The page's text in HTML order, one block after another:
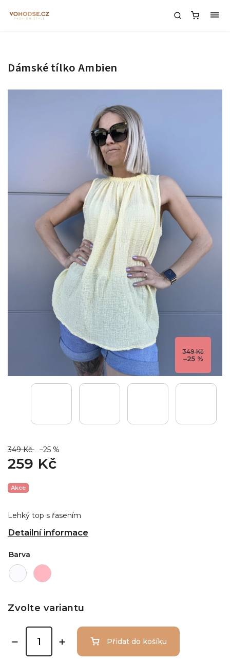
Dámské tílko Ambien
349 Kč
–25 %
349 Kč –25 %
259 Kč
Lehký top s řasením
Detailní informace
Akce
Barva
Zvolte variantu
Přidat do košíku